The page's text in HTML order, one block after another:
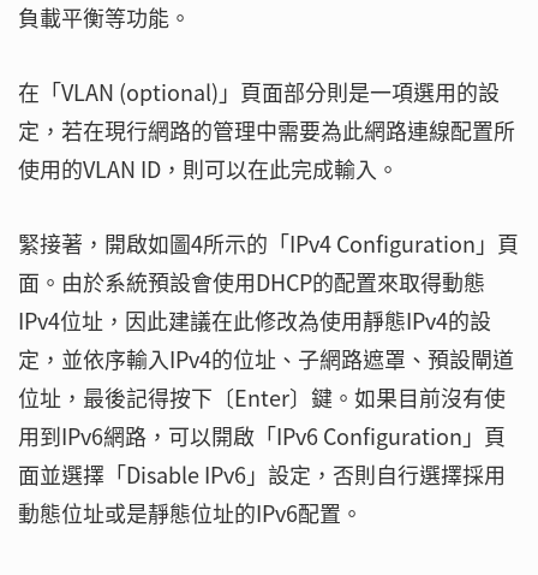
負載平衡等功能。
在「VLAN (optional)」頁面部分則是一項選用的設
定，若在現行網路的管理中需要為此網路連線配置所
使用的VLAN ID，則可以在此完成輸入。
緊接著，開啟如圖4所示的「IPv4 Configuration」頁
面。由於系統預設會使用DHCP的配置來取得動態
IPv4位址，因此建議在此修改為使用靜態IPv4的設
定，並依序輸入IPv4的位址、子網路遮罩、預設閘道
位址，最後記得按下〔Enter〕鍵。如果目前沒有使
用到IPv6網路，可以開啟「IPv6 Configuration」頁
面並選擇「Disable IPv6」設定，否則自行選擇採用
動態位址或是靜態位址的IPv6配置。